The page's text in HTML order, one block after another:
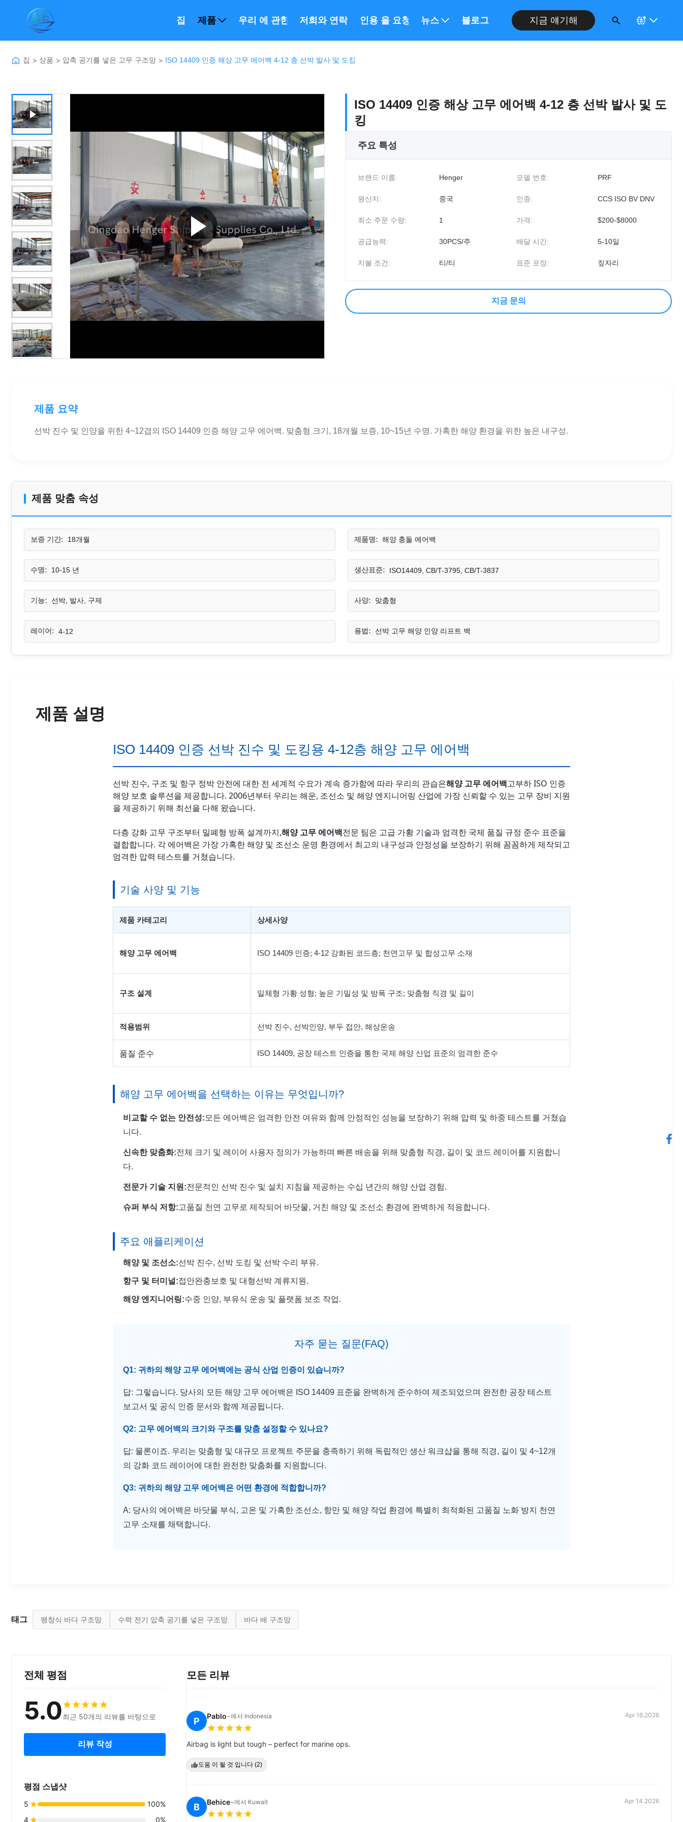
집 제품 우리 에 관한 것저희와 연락 인용 을 요청 하십시오
뉴스 블로그 지금 얘기해
집 > 상품 > 압축 공기를 넣은 고무 구조망 > ISO 14409 인증 해상 고무 에어백 4-12 층 선박 발사 및 도킹
ISO 14409 인증 해상 고무 에어백 4-12 층 선박 발사 및 도
킹
주요 특성
브랜드 이름: Henger 모델 번호: PRF
원산지: 중국 인증: CCS ISO BV DNV
최소 주문 수량: 1 가격: $200-$8000
공급능력: 30PCS/주 배달 시간: 5-10일
지불 조건: 티/티 표준 포장: 짚자리
지금 문의
제품 요약
선박 진수 및 인양을 위한 4~12겹의 ISO 14409 인증 해양 고무 에어백. 맞춤형 크기, 18개월 보증, 10~15년 수명. 가혹한 해양 환경을 위한 높은 내구성.
제품 맞춤 속성
보증 기간: 18개월 제품명: 해양 충돌 에어백
수명: 10-15 년 생산표준: ISO14409, CB/T-3795, CB/T-3837
기능: 선박, 발사, 구제 사양: 맞춤형
레이어: 4-12 용법: 선박 고무 해양 인양 리프트 백
제품 설명
ISO 14409 인증 선박 진수 및 도킹용 4-12층 해양 고무 에어백
선박 진수, 구조 및 항구 정박 안전에 대한 전 세계적 수요가 계속 증가함에 따라 우리의 관습은해양 고무 에어백고부하 ISO 인증
해양 보호 솔루션을 제공합니다. 2006년부터 우리는 해운, 조선소 및 해양 엔지니어링 산업에 가장 신뢰할 수 있는 고무 장비 지원
을 제공하기 위해 최선을 다해 왔습니다.
다층 강화 고무 구조부터 밀폐형 방폭 설계까지,해양 고무 에어백전문 팀은 고급 가황 기술과 엄격한 국제 품질 규정 준수 표준을
결합합니다. 각 에어백은 가장 가혹한 해양 및 조선소 운영 환경에서 최고의 내구성과 안정성을 보장하기 위해 꼼꼼하게 제작되고
엄격한 압력 테스트를 거쳤습니다.
기술 사양 및 기능
제품 카테고리 상세사양
해양 고무 에어백 ISO 14409 인증; 4-12 강화된 코드층; 천연고무 및 합성고무 소재
구조 설계 일체형 가황 성형; 높은 기밀성 및 방폭 구조; 맞춤형 직경 및 길이
적용범위 선박 진수, 선박인양, 부두 접안, 해상운송
품질 준수 ISO 14409, 공장 테스트 인증을 통한 국제 해양 산업 표준의 엄격한 준수
해양 고무 에어백을 선택하는 이유는 무엇입니까?
비교할 수 없는 안전성: 모든 에어백은 엄격한 안전 여유와 함께 안정적인 성능을 보장하기 위해 압력 및 하중 테스트를 거쳤습
니다.
신속한 맞춤화:전체 크기 및 레이어 사용자 정의가 가능하며 빠른 배송을 위해 맞춤형 직경, 길이 및 코드 레이어를 지원합니
다.
전문가 기술 지원:전문적인 선박 진수 및 설치 지침을 제공하는 수십 년간의 해양 산업 경험.
슈퍼 부식 저항:고품질 천연 고무로 제작되어 바닷물, 거친 해양 및 조선소 환경에 완벽하게 적응합니다.
주요 애플리케이션
해양 및 조선소:선박 진수, 선박 도킹 및 선박 수리 부유.
항구 및 터미널:접안완충보호 및 대형선박 계류지원.
해양 엔지니어링:수중 인양, 부유식 운송 및 플랫폼 보조 작업.
자주 묻는 질문(FAQ)
Q1: 귀하의 해양 고무 에어백에는 공식 산업 인증이 있습니까?
답: 그렇습니다. 당사의 모든 해양 고무 에어백은 ISO 14409 표준을 완벽하게 준수하여 제조되었으며 완전한 공장 테스트
보고서 및 공식 인증 문서와 함께 제공됩니다.
Q2: 고무 에어백의 크기와 구조를 맞춤 설정할 수 있나요?
답: 물론이죠. 우리는 맞춤형 및 대규모 프로젝트 주문을 충족하기 위해 독립적인 생산 워크샵을 통해 직경, 길이 및 4~12개
의 강화 코드 레이어에 대한 완전한 맞춤화를 지원합니다.
Q3: 귀하의 해양 고무 에어백은 어떤 환경에 적합합니까?
A: 당사의 에어백은 바닷물 부식, 고온 및 가혹한 조선소, 항만 및 해양 작업 환경에 특별히 최적화된 고품질 노화 방지 천연
고무 소재를 채택합니다.
태그 팽창식 바다 구조망 수력 전기 압축 공기를 넣은 구조망 바다 배 구조망
전체 평점
5.0최근 50개의 리뷰를 바탕으로
리뷰 작성
평점 스냅샷
5
100%
4
0%
모든 리뷰
P Pablo~에서 Indonesia Apr 16.2026
Airbag is light but tough – perfect for marine ops.
도움 이 될 것 입니다 (2)
B Behice~에서 Kuwait Apr 14.2026